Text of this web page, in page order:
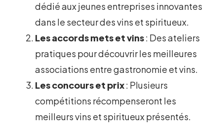
dédié aux jeunes entreprises innovantes
dans le secteur des vins et spiritueux.
Les accords mets et vins: Des ateliers
pratiques pour découvrir les meilleures
associations entre gastronomie et vins.
Les concours et prix: Plusieurs
compétitions récompenseront les
meilleurs vins et spiritueux présentés.